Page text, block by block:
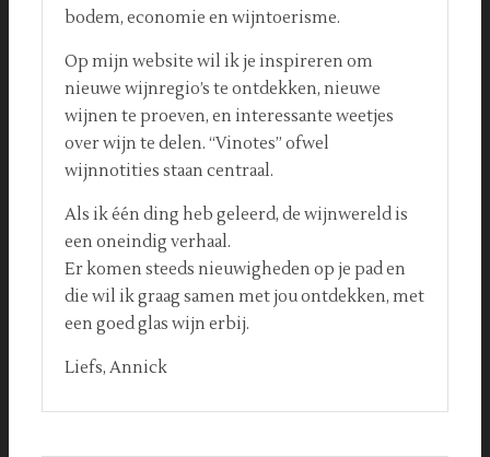
bodem, economie en wijntoerisme.
Op mijn website wil ik je inspireren om
nieuwe wijnregio’s te ontdekken, nieuwe
wijnen te proeven, en interessante weetjes
over wijn te delen. “Vinotes” ofwel
wijnnotities staan centraal.
Als ik één ding heb geleerd, de wijnwereld is
een oneindig verhaal.
Er komen steeds nieuwigheden op je pad en
die wil ik graag samen met jou ontdekken, met
een goed glas wijn erbij.
Liefs, Annick